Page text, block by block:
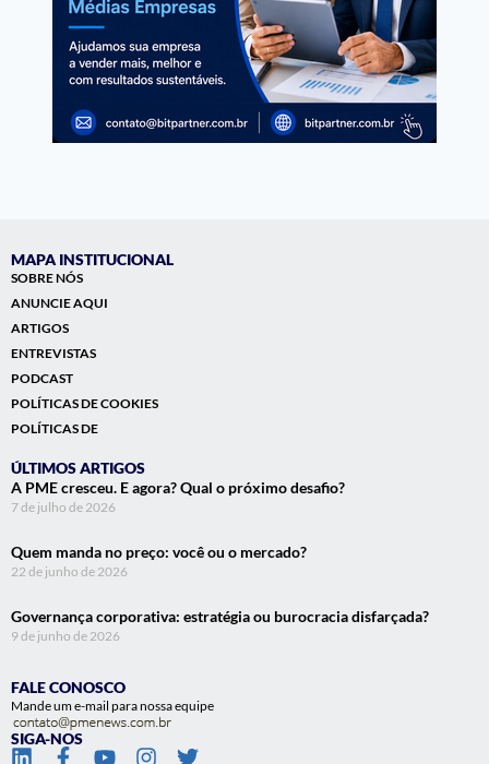
MAPA INSTITUCIONAL
SOBRE NÓS
ANUNCIE AQUI
ARTIGOS
ENTREVISTAS
PODCAST
POLÍTICAS DE COOKIES
POLÍTICAS DE
ÚLTIMOS ARTIGOS
A PME cresceu. E agora? Qual o próximo desafio?
7 de julho de 2026
Quem manda no preço: você ou o mercado?
22 de junho de 2026
Governança corporativa: estratégia ou burocracia disfarçada?
9 de junho de 2026
FALE CONOSCO
Mande um e-mail para nossa equipe
SIGA-NOS